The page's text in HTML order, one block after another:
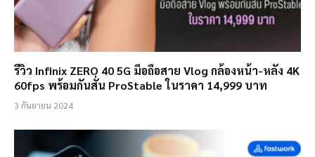
รีวิว Infinix ZERO 40 5G มือถือสาย Vlog กล้องหน้า-หลัง 4K
60fps พร้อมกันสั่น ProStable ในราคา 14,999 บาท
3 กันยายน 2024